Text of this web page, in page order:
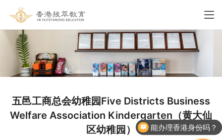
五邑工商总会幼稚园Five Districts Business
Welfare Association Kindergarten（黄大仙
区幼稚园）
能办理香港身份吗？
香港国际学校申请